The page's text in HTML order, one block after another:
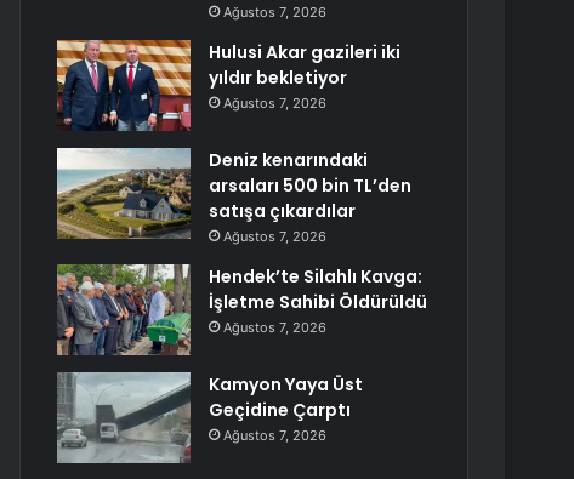
Ağustos 7, 2026
Hulusi Akar gazileri iki
yıldır bekletiyor
Ağustos 7, 2026
Deniz kenarındaki
arsaları 500 bin TL’den
satışa çıkardılar
Ağustos 7, 2026
Hendek’te Silahlı Kavga:
İşletme Sahibi Öldürüldü
Ağustos 7, 2026
Kamyon Yaya Üst
Geçidine Çarptı
Ağustos 7, 2026